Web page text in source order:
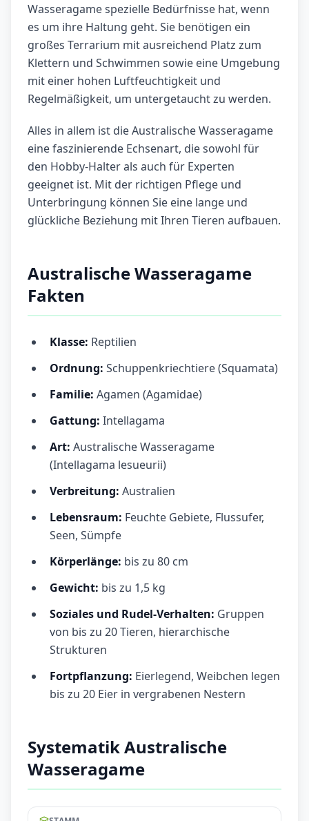
Wasseragame spezielle Bedürfnisse hat, wenn
es um ihre Haltung geht. Sie benötigen ein
großes Terrarium mit ausreichend Platz zum
Klettern und Schwimmen sowie eine Umgebung
mit einer hohen Luftfeuchtigkeit und
Regelmäßigkeit, um untergetaucht zu werden.
Alles in allem ist die Australische Wasseragame
eine faszinierende Echsenart, die sowohl für
den Hobby-Halter als auch für Experten
geeignet ist. Mit der richtigen Pflege und
Unterbringung können Sie eine lange und
glückliche Beziehung mit Ihren Tieren aufbauen.
Australische Wasseragame
Fakten
Klasse: Reptilien
Ordnung: Schuppenkriechtiere (Squamata)
Familie: Agamen (Agamidae)
Gattung: Intellagama
Art: Australische Wasseragame
(Intellagama lesueurii)
Verbreitung: Australien
Lebensraum: Feuchte Gebiete, Flussufer,
Seen, Sümpfe
Körperlänge: bis zu 80 cm
Gewicht: bis zu 1,5 kg
Soziales und Rudel-Verhalten: Gruppen
von bis zu 20 Tieren, hierarchische
Strukturen
Fortpflanzung: Eierlegend, Weibchen legen
bis zu 20 Eier in vergrabenen Nestern
Systematik Australische
Wasseragame